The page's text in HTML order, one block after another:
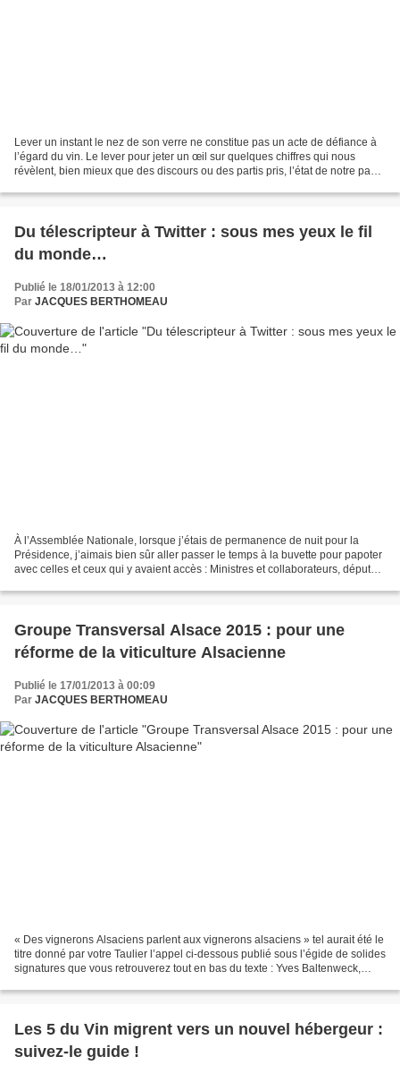
Lever un instant le nez de son verre ne constitue pas un acte de défiance à
l’égard du vin. Le lever pour jeter un œil sur quelques chiffres qui nous
révèlent, bien mieux que des discours ou des partis pris, l’état de notre pays
Du télescripteur à Twitter : sous mes yeux le fil
du monde…
Publié le 18/01/2013 à 12:00
Par JACQUES BERTHOMEAU
À l’Assemblée Nationale, lorsque j’étais de permanence de nuit pour la
Présidence, j’aimais bien sûr aller passer le temps à la buvette pour papoter
avec celles et ceux qui y avaient accès : Ministres et collaborateurs, députés
Groupe Transversal Alsace 2015 : pour une
réforme de la viticulture Alsacienne
Publié le 17/01/2013 à 00:09
Par JACQUES BERTHOMEAU
« Des vignerons Alsaciens parlent aux vignerons alsaciens » tel aurait été le
titre donné par votre Taulier l’appel ci-dessous publié sous l’égide de solides
signatures que vous retrouverez tout en bas du texte : Yves Baltenweck,
Les 5 du Vin migrent vers un nouvel hébergeur :
suivez-le guide !